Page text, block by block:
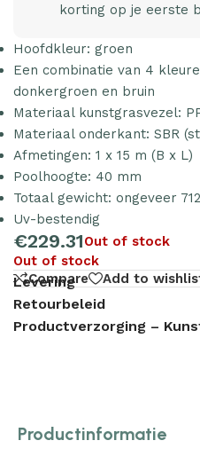
korting op je eerste
Hoofdkleur: groen
Een combinatie van 4
donkergroen en bruin
Materiaal kunstgrasvezel:
Materiaal onderkant: SBR
Afmetingen: 1 x 15 m (B x L)
Poolhoogte: 40 mm
Totaal gewicht: ongeveer
Uv-bestendig
€229.31Out of stock
Out of stock
Compare
Add to
Levering
Retourbeleid
Productverzorging –
Productinformatie